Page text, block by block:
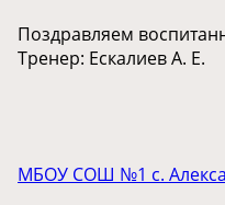
Поздравляем
Тренер: Ескалиев А. Е.
МБОУ СОШ №1 с.